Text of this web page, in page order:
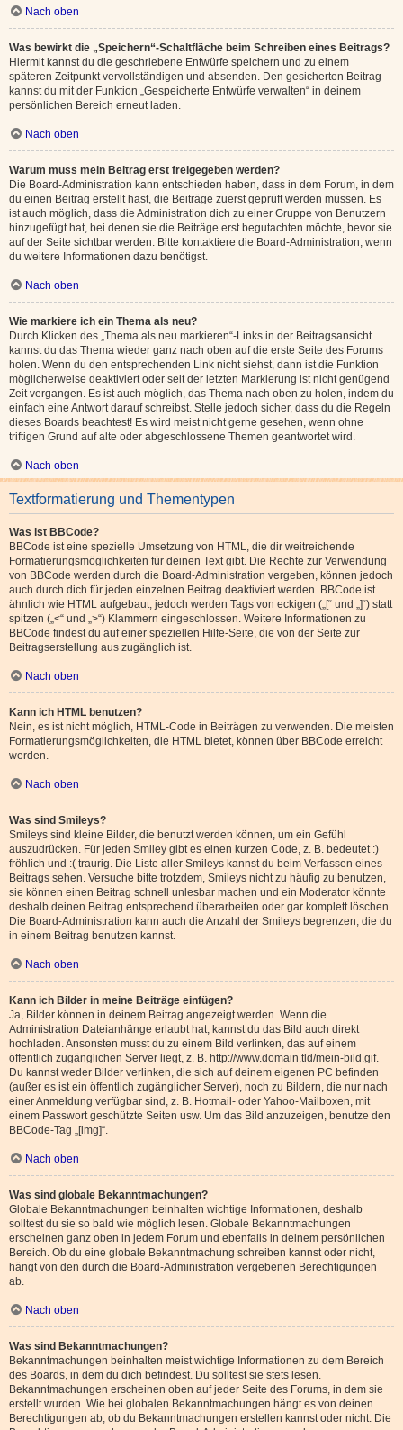
Nach oben
Was bewirkt die „Speichern“-Schaltfläche beim Schreiben eines Beitrags?
Hiermit kannst du die geschriebene Entwürfe speichern und zu einem
späteren Zeitpunkt vervollständigen und absenden. Den gesicherten Beitrag
kannst du mit der Funktion „Gespeicherte Entwürfe verwalten“ in deinem
persönlichen Bereich erneut laden.
Nach oben
Warum muss mein Beitrag erst freigegeben werden?
Die Board-Administration kann entschieden haben, dass in dem Forum, in dem
du einen Beitrag erstellt hast, die Beiträge zuerst geprüft werden müssen. Es
ist auch möglich, dass die Administration dich zu einer Gruppe von Benutzern
hinzugefügt hat, bei denen sie die Beiträge erst begutachten möchte, bevor sie
auf der Seite sichtbar werden. Bitte kontaktiere die Board-Administration, wenn
du weitere Informationen dazu benötigst.
Nach oben
Wie markiere ich ein Thema als neu?
Durch Klicken des „Thema als neu markieren“-Links in der Beitragsansicht
kannst du das Thema wieder ganz nach oben auf die erste Seite des Forums
holen. Wenn du den entsprechenden Link nicht siehst, dann ist die Funktion
möglicherweise deaktiviert oder seit der letzten Markierung ist nicht genügend
Zeit vergangen. Es ist auch möglich, das Thema nach oben zu holen, indem du
einfach eine Antwort darauf schreibst. Stelle jedoch sicher, dass du die Regeln
dieses Boards beachtest! Es wird meist nicht gerne gesehen, wenn ohne
triftigen Grund auf alte oder abgeschlossene Themen geantwortet wird.
Nach oben
Textformatierung und Thementypen
Was ist BBCode?
BBCode ist eine spezielle Umsetzung von HTML, die dir weitreichende
Formatierungsmöglichkeiten für deinen Text gibt. Die Rechte zur Verwendung
von BBCode werden durch die Board-Administration vergeben, können jedoch
auch durch dich für jeden einzelnen Beitrag deaktiviert werden. BBCode ist
ähnlich wie HTML aufgebaut, jedoch werden Tags von eckigen („[“ und „]“) statt
spitzen („<“ und „>“) Klammern eingeschlossen. Weitere Informationen zu
BBCode findest du auf einer speziellen Hilfe-Seite, die von der Seite zur
Beitragserstellung aus zugänglich ist.
Nach oben
Kann ich HTML benutzen?
Nein, es ist nicht möglich, HTML-Code in Beiträgen zu verwenden. Die meisten
Formatierungsmöglichkeiten, die HTML bietet, können über BBCode erreicht
werden.
Nach oben
Was sind Smileys?
Smileys sind kleine Bilder, die benutzt werden können, um ein Gefühl
auszudrücken. Für jeden Smiley gibt es einen kurzen Code, z. B. bedeutet :)
fröhlich und :( traurig. Die Liste aller Smileys kannst du beim Verfassen eines
Beitrags sehen. Versuche bitte trotzdem, Smileys nicht zu häufig zu benutzen,
sie können einen Beitrag schnell unlesbar machen und ein Moderator könnte
deshalb deinen Beitrag entsprechend überarbeiten oder gar komplett löschen.
Die Board-Administration kann auch die Anzahl der Smileys begrenzen, die du
in einem Beitrag benutzen kannst.
Nach oben
Kann ich Bilder in meine Beiträge einfügen?
Ja, Bilder können in deinem Beitrag angezeigt werden. Wenn die
Administration Dateianhänge erlaubt hat, kannst du das Bild auch direkt
hochladen. Ansonsten musst du zu einem Bild verlinken, das auf einem
öffentlich zugänglichen Server liegt, z. B. http://www.domain.tld/mein-bild.gif.
Du kannst weder Bilder verlinken, die sich auf deinem eigenen PC befinden
(außer es ist ein öffentlich zugänglicher Server), noch zu Bildern, die nur nach
einer Anmeldung verfügbar sind, z. B. Hotmail- oder Yahoo-Mailboxen, mit
einem Passwort geschützte Seiten usw. Um das Bild anzuzeigen, benutze den
BBCode-Tag „[img]“.
Nach oben
Was sind globale Bekanntmachungen?
Globale Bekanntmachungen beinhalten wichtige Informationen, deshalb
solltest du sie so bald wie möglich lesen. Globale Bekanntmachungen
erscheinen ganz oben in jedem Forum und ebenfalls in deinem persönlichen
Bereich. Ob du eine globale Bekanntmachung schreiben kannst oder nicht,
hängt von den durch die Board-Administration vergebenen Berechtigungen
ab.
Nach oben
Was sind Bekanntmachungen?
Bekanntmachungen beinhalten meist wichtige Informationen zu dem Bereich
des Boards, in dem du dich befindest. Du solltest sie stets lesen.
Bekanntmachungen erscheinen oben auf jeder Seite des Forums, in dem sie
erstellt wurden. Wie bei globalen Bekanntmachungen hängt es von deinen
Berechtigungen ab, ob du Bekanntmachungen erstellen kannst oder nicht. Die